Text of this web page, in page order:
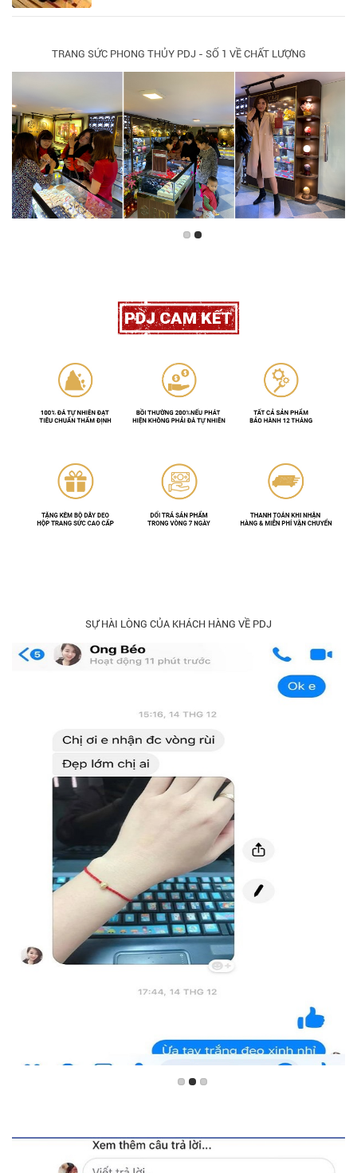
TRANG SỨC PHONG THỦY PDJ - SỐ 1 VỀ CHẤT LƯỢNG
SỰ HÀI LÒNG CỦA KHÁCH HÀNG VỀ PDJ